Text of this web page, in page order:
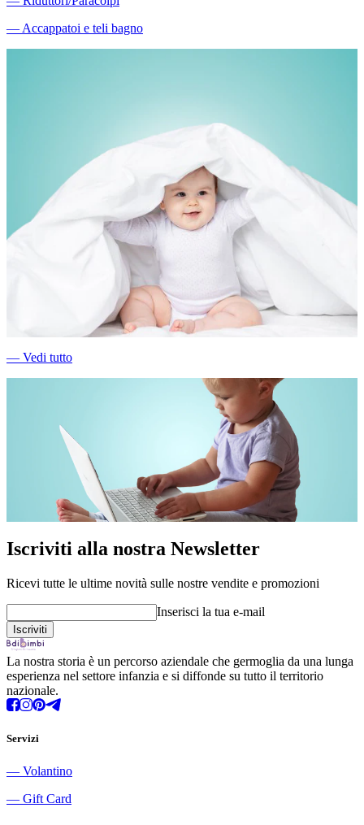
―Accappatoi e teli bagno
― Vedi tutto
Iscriviti alla nostra Newsletter
Ricevi tutte le ultime novità sulle nostre vendite e promozioni
Inserisci la tua e-mail
La nostra storia è un percorso aziendale che germoglia da una lunga
esperienza nel settore infanzia e si diffonde su tutto il territorio
nazionale.
Servizi
― Volantino
― Gift Card